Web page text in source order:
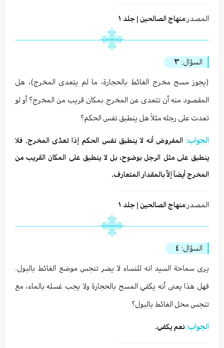
المصدر:منهاج الصالحين | جلد ١
السؤال: ٣
(يجوز مسح مخرج الغائط بالحجارة، ما لم يتعدى المخرج)، هل
المقصود منه أن تتعدى عن المخرج بمكان قريب من المخرج؟ أو لو
تعدت على رجله مثلاً هل ينطبق نفس الحكم؟
الجواب: المفروض أنه لا ينطبق نفس الحكم إذا تعدّى المخرج. فلا
ينطبق على مثل الرجل بوضوح، بل لا ينطبق على المكان القريب من
المخرج أيضاً إلاّ بالمقدار المتعارف.
المصدر:منهاج الصالحين | جلد ١
السؤال: ٤
يرى سماحة السيد انه للنساء لا يضر تنجس موضع الغائط بالبول.
فهل هذا يعنى أنه يكفي المسح بالحجارة ولا يجب غسله بالماء، مع
تنجس محل الغائط بالبول؟
الجواب: نعم يكفي.